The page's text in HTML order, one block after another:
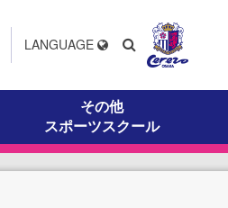
その他
スポーツスクール
LANGUAGE